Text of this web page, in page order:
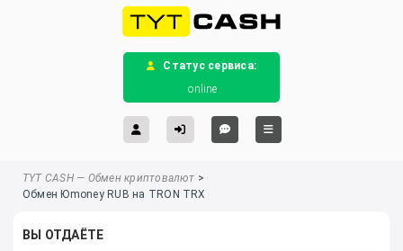
Статус сервиса:
online
TYT CASH — Обмен криптовалют >
Обмен Юmoney RUB на TRON TRX
ВЫ ОТДАЁТЕ